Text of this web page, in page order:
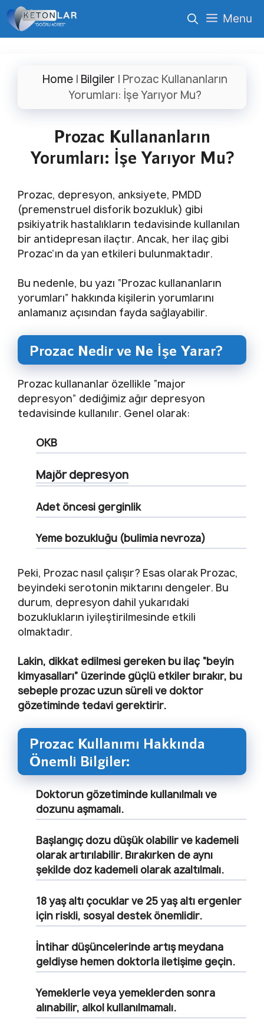
İçeriğe
atla
Menu
Home | Bilgiler | Prozac Kullananların
Yorumları: İşe Yarıyor Mu?
Prozac Kullananların
Yorumları: İşe Yarıyor Mu?
Prozac, depresyon, anksiyete, PMDD
(premenstruel disforik bozukluk) gibi
psikiyatrik hastalıkların tedavisinde kullanılan
bir antidepresan ilaçtır. Ancak, her ilaç gibi
Prozac’ın da yan etkileri bulunmaktadır.
Bu nedenle, bu yazı “Prozac kullananların
yorumları” hakkında kişilerin yorumlarını
anlamanız açısından fayda sağlayabilir.
Prozac Nedir ve Ne İşe Yarar?
Prozac kullananlar özellikle “major
depresyon” dediğimiz ağır depresyon
tedavisinde kullanılır. Genel olarak:
OKB
Majör depresyon
Adet öncesi gerginlik
Yeme bozukluğu (bulimia nevroza)
Peki, Prozac nasıl çalışır? Esas olarak Prozac,
beyindeki serotonin miktarını dengeler. Bu
durum, depresyon dahil yukarıdaki
bozuklukların iyileştirilmesinde etkili
olmaktadır.
Lakin, dikkat edilmesi gereken bu ilaç “beyin
kimyasalları” üzerinde güçlü etkiler bırakır, bu
sebeple prozac uzun süreli ve doktor
gözetiminde tedavi gerektirir.
Prozac Kullanımı Hakkında
Önemli Bilgiler:
Doktorun gözetiminde kullanılmalı ve
dozunu aşmamalı.
Başlangıç dozu düşük olabilir ve kademeli
olarak artırılabilir. Bırakırken de aynı
şekilde doz kademeli olarak azaltılmalı.
18 yaş altı çocuklar ve 25 yaş altı ergenler
için riskli, sosyal destek önemlidir.
İntihar düşüncelerinde artış meydana
geldiyse hemen doktorla iletişime geçin.
Yemeklerle veya yemeklerden sonra
alınabilir, alkol kullanılmamalı.